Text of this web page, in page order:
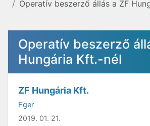
Operatív beszerző állás a ZF
Operatív beszerző
Hungária Kft.-nél
ZF Hungária Kft.
Eger
2019. 01. 21.